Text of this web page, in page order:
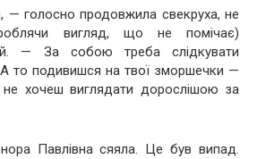
— голосно продовжила свекруха, не
вигляд, що не помічає)
— За собою треба слідкувати
то подивишся на твої зморшечки —
хочеш виглядати дорослішою за
Павлівна сяяла. Це був випад.